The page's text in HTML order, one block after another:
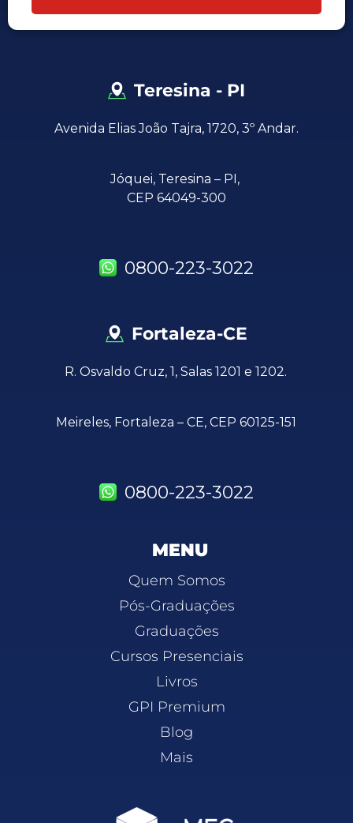
Teresina - PI
Avenida Elias João Tajra, 1720, 3º Andar.
Jóquei, Teresina – PI,
CEP 64049-300
0800-223-3022
Fortaleza-CE
R. Osvaldo Cruz, 1, Salas 1201 e 1202.
Meireles, Fortaleza – CE, CEP 60125-151
0800-223-3022
MENU
Quem Somos
Pós-Graduações
Graduações
Cursos Presenciais
Livros
GPI Premium
Blog
Mais